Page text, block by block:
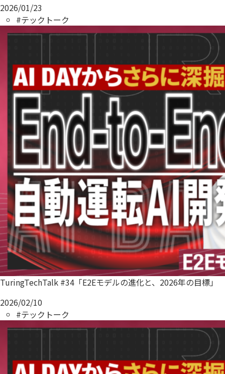
2026/01/23
#テックトーク
TuringTechTalk #34「E2Eモデルの進化と、2026年の目標」
2026/02/10
#テックトーク